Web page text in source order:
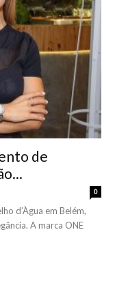
de
0
d’Àgua em Belém,
A marca ONE